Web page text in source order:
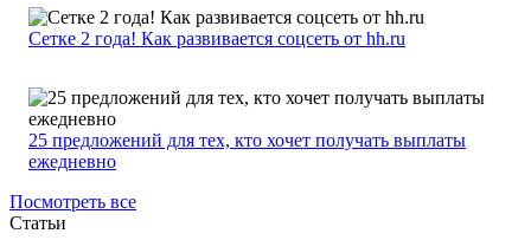
Сетке 2 года! Как развивается соцсеть от hh.ru
25 предложений для тех, кто хочет получать выплаты
ежедневно
Посмотреть все
Статьи